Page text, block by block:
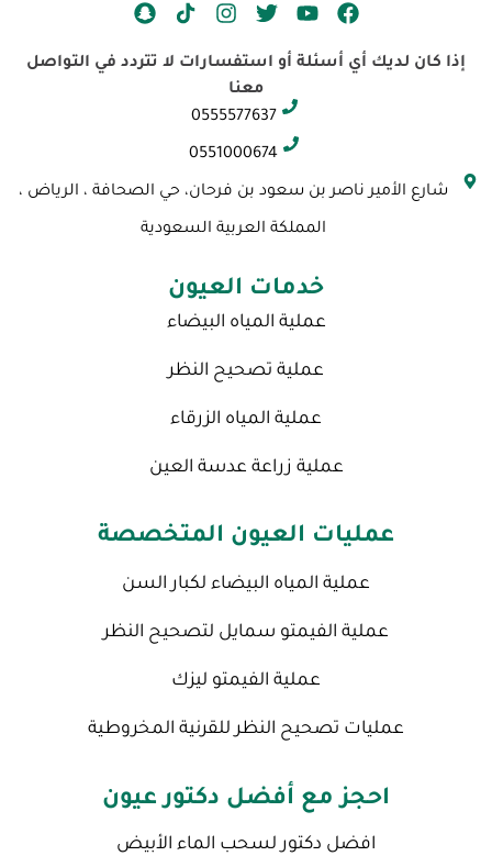
F
c
Y
u
u
e
T
i
t
t
r
I
s
a
r
m
S
a
إذا كان لديك أي أسئلة أو استفسارات لا تتردد في التواصل
معنا
0555577637
0551000674
شارع الأمير ناصر بن سعود بن فرحان، حي الصحافة ، الرياض ،
المملكة العربية السعودية
خدمات العيون
عملية المياه البيضاء
عملية تصحيح النظر
عملية المياه الزرقاء
عملية زراعة عدسة العين
عمليات العيون المتخصصة
عملية المياه البيضاء لكبار السن
عملية الفيمتو سمايل لتصحيح النظر
عملية الفيمتو ليزك
عمليات تصحيح النظر للقرنية المخروطية
احجز مع أفضل دكتور عيون
افضل دكتور لسحب الماء الأبيض